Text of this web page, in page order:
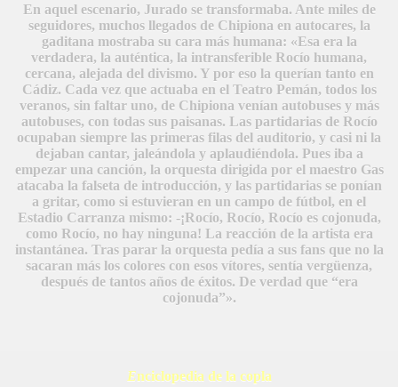
En aquel escenario, Jurado se transformaba. Ante miles de
seguidores, muchos llegados de Chipiona en autocares, la
gaditana mostraba su cara más humana: «Esa era la
verdadera, la auténtica, la intransferible Rocío humana,
cercana, alejada del divismo. Y por eso la querían tanto en
Cádiz. Cada vez que actuaba en el Teatro Pemán, todos los
veranos, sin faltar uno, de Chipiona venían autobuses y más
autobuses, con todas sus paisanas. Las partidarias de Rocío
ocupaban siempre las primeras filas del auditorio, y casi ni la
dejaban cantar, jaleándola y aplaudiéndola. Pues iba a
empezar una canción, la orquesta dirigida por el maestro Gas
atacaba la falseta de introducción, y las partidarias se ponían
a gritar, como si estuvieran en un campo de fútbol, en el
Estadio Carranza mismo: -¡Rocío, Rocío, Rocío es cojonuda,
como Rocío, no hay ninguna! La reacción de la artista era
instantánea. Tras parar la orquesta pedía a sus fans que no la
sacaran más los colores con esos vítores, sentía vergüenza,
después de tantos años de éxitos. De verdad que “era
cojonuda”».
Enciclopedia de la copla